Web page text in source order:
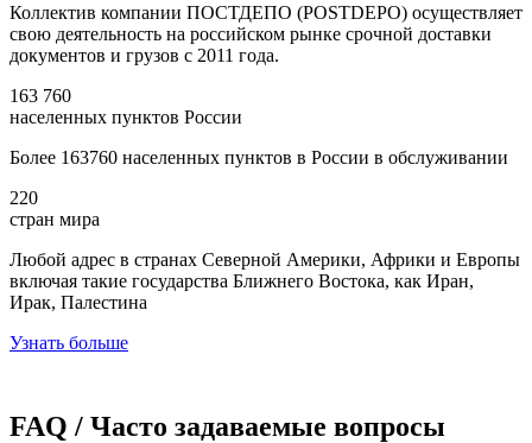
Коллектив компании ПОСТДЕПО (POSTDEPO) осуществляет
свою деятельность на российском рынке срочной доставки
документов и грузов с 2011 года.
163 760
населенных пунктов России
Более 163760 населенных пунктов в России в обслуживании
220
стран мира
Любой адрес в странах Северной Америки, Африки и Европы
включая такие государства Ближнего Востока, как Иран,
Ирак, Палестина
Узнать больше
FAQ / Часто задаваемые вопросы